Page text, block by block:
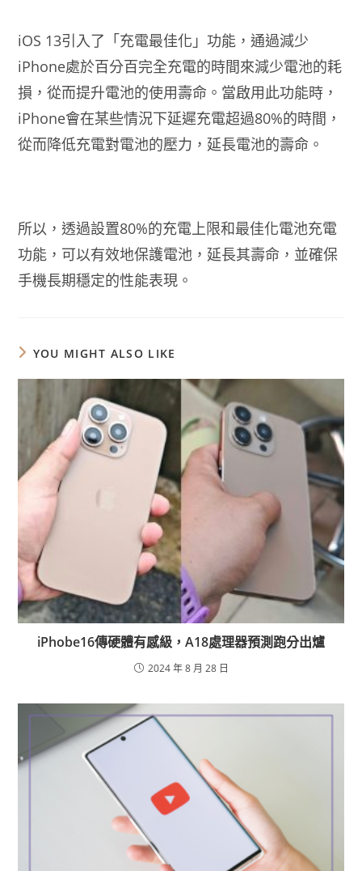
iOS 13引入了「充電最佳化」功能，通過減少
iPhone處於百分百完全充電的時間來減少電池的耗
損，從而提升電池的使用壽命。當啟用此功能時，
iPhone會在某些情況下延遲充電超過80%的時間，
從而降低充電對電池的壓力，延長電池的壽命。
所以，透過設置80%的充電上限和最佳化電池充電
功能，可以有效地保護電池，延長其壽命，並確保
手機長期穩定的性能表現。
YOU MIGHT ALSO LIKE
iPhobe16傳硬體有感級，A18處理器預測跑分出爐
2024 年 8 月 28 日